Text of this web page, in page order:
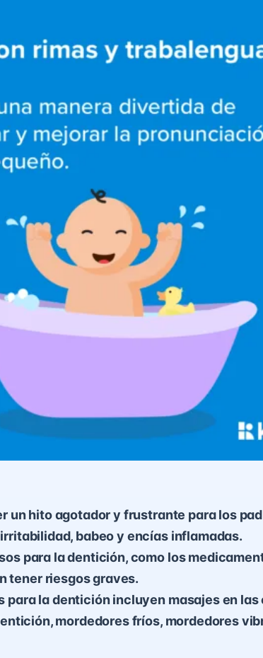
un hito agotador y frustrante para los
babeo y encías inflamadas.
para la dentición, como los
tener riesgos graves.
para la dentición incluyen masajes en las
mordedores fríos, mordedores